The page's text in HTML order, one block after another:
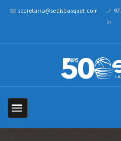
secretaria@sedisbasquet.com